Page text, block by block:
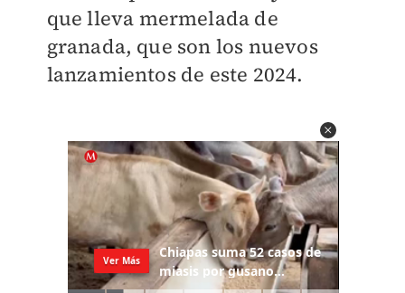
que lleva mermelada de
granada, que son los nuevos
lanzamientos de este 2024.